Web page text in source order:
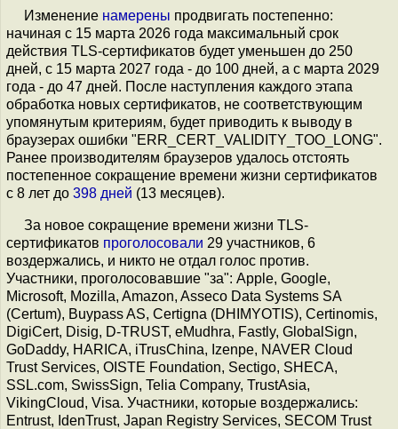
Изменение намерены продвигать постепенно:
начиная с 15 марта 2026 года максимальный срок
действия TLS-сертификатов будет уменьшен до 250
дней, с 15 марта 2027 года - до 100 дней, а с марта 2029
года - до 47 дней. После наступления каждого этапа
обработка новых сертификатов, не соответствующим
упомянутым критериям, будет приводить к выводу в
браузерах ошибки "ERR_CERT_VALIDITY_TOO_LONG".
Ранее производителям браузеров удалось отстоять
постепенное сокращение времени жизни сертификатов
с 8 лет до 398 дней (13 месяцев).
За новое сокращение времени жизни TLS-
сертификатов проголосовали 29 участников, 6
воздержались, и никто не отдал голос против.
Участники, проголосовавшие "за": Apple, Google,
Microsoft, Mozilla, Amazon, Asseco Data Systems SA
(Certum), Buypass AS, Certigna (DHIMYOTIS), Certinomis,
DigiCert, Disig, D-TRUST, eMudhra, Fastly, GlobalSign,
GoDaddy, HARICA, iTrusChina, Izenpe, NAVER Cloud
Trust Services, OISTE Foundation, Sectigo, SHECA,
SSL.com, SwissSign, Telia Company, TrustAsia,
VikingCloud, Visa. Участники, которые воздержались:
Entrust, IdenTrust, Japan Registry Services, SECOM Trust